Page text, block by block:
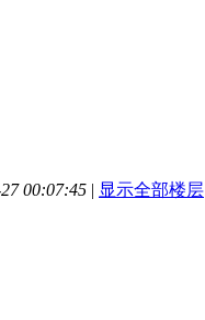
00:07:45 | 显示全部楼层